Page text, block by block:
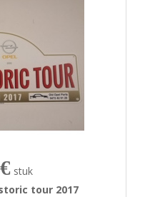
stuk
tour 2017